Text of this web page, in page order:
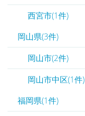
西宮市(1件)
岡山県(3件)
岡山市(2件)
岡山市中区(1件)
福岡県(1件)